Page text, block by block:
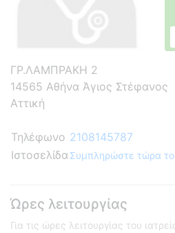
ΓΡ.ΛΑΜΠΡΑΚΗ 2
14565 Αθήνα Άγιος Στέφανος
Αττική
Τηλέφωνο 2108145787
Ιστοσελίδα Συμπληρώστε τώρα
Ώρες λειτουργίας
Για τις ώρες λειτουργίας του